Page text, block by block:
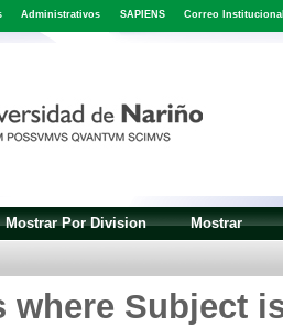
Administrativos SAPIENS Correo
Mostrar Por Division Mostrar
where Subject